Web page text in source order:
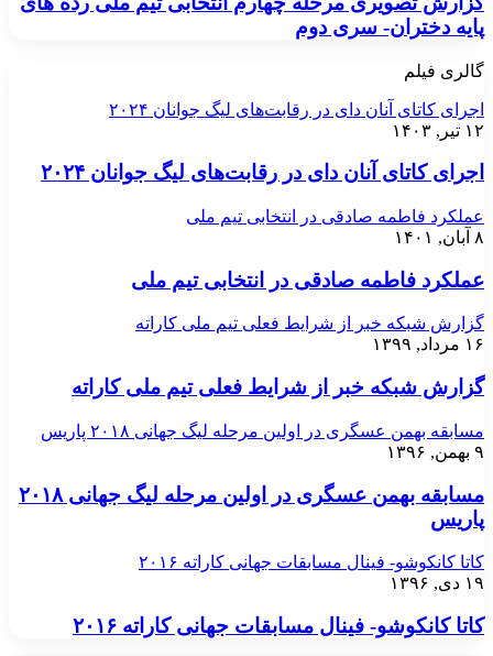
پایه دختران- سری دوم
گالری فیلم
اجرای کاتای آنان دای در رقابت‌های لیگ جوانان ۲۰۲۴
۱۲ تیر, ۱۴۰۳
اجرای کاتای آنان دای در رقابت‌های لیگ جوانان ۲۰۲۴
عملکرد فاطمه صادقی در انتخابی تیم ملی
۸ آبان, ۱۴۰۱
عملکرد فاطمه صادقی در انتخابی تیم ملی
گزارش شبکه خبر از شرایط فعلی تیم ملی کاراته
۱۶ مرداد, ۱۳۹۹
گزارش شبکه خبر از شرایط فعلی تیم ملی کاراته
مسابقه بهمن عسگری در اولین مرحله لیگ جهانی ۲۰۱۸ پاریس
۹ بهمن, ۱۳۹۶
مسابقه بهمن عسگری در اولین مرحله لیگ جهانی ۲۰۱۸
پاریس
کاتا کانکوشو- فینال مسابقات جهانی کاراته ۲۰۱۶
۱۹ دی, ۱۳۹۶
کاتا کانکوشو- فینال مسابقات جهانی کاراته ۲۰۱۶